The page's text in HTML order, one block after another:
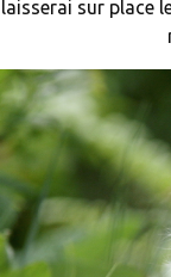
laisserai sur place